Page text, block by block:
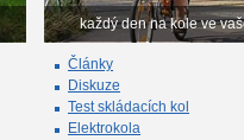
každý den na kole ve
Články
Diskuze
Test skládacích kol
Elektrokola